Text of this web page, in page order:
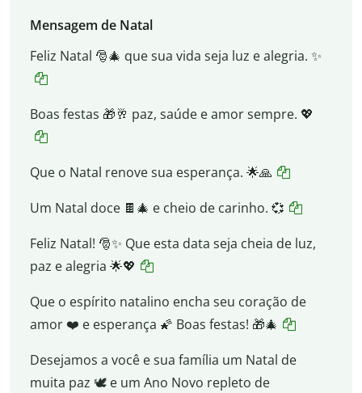
Mensagem de Natal
Feliz Natal 🎅🎄 que sua vida seja luz e alegria. ✨
Boas festas 🎁🥂 paz, saúde e amor sempre. 💖
Que o Natal renove sua esperança. 🌟🙏
Um Natal doce 🍫🎄 e cheio de carinho. 💞
Feliz Natal! 🎅✨ Que esta data seja cheia de luz,
paz e alegria 🌟💖
Que o espírito natalino encha seu coração de
amor ❤️ e esperança 🌠 Boas festas! 🎁🎄
Desejamos a você e sua família um Natal de
muita paz 🕊️ e um Ano Novo repleto de